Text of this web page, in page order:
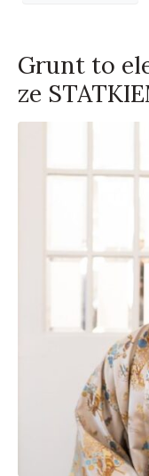
Grunt to
ze